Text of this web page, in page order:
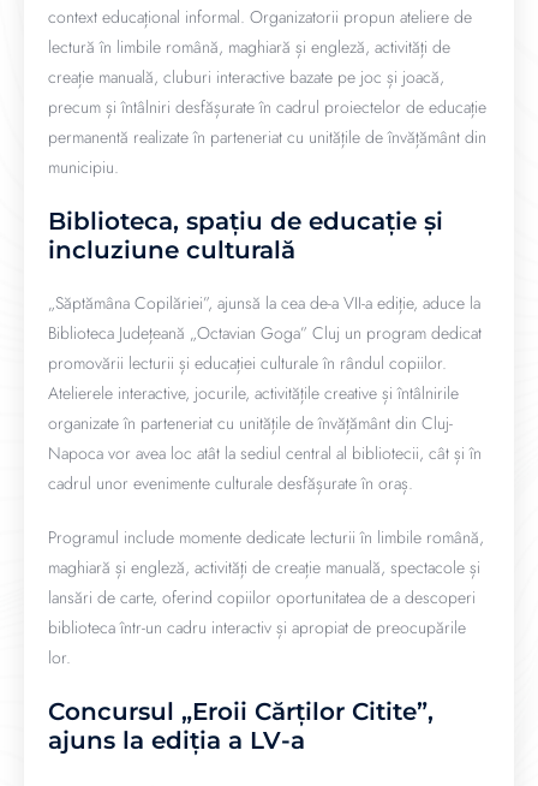
context educațional informal. Organizatorii propun ateliere de
lectură în limbile română, maghiară și engleză, activități de
creație manuală, cluburi interactive bazate pe joc și joacă,
precum și întâlniri desfășurate în cadrul proiectelor de educație
permanentă realizate în parteneriat cu unitățile de învățământ din
municipiu.
Biblioteca, spațiu de educație și
incluziune culturală
„Săptămâna Copilăriei”, ajunsă la cea de-a VII-a ediție, aduce la
Biblioteca Județeană „Octavian Goga” Cluj un program dedicat
promovării lecturii și educației culturale în rândul copiilor.
Atelierele interactive, jocurile, activitățile creative și întâlnirile
organizate în parteneriat cu unitățile de învățământ din Cluj-
Napoca vor avea loc atât la sediul central al bibliotecii, cât și în
cadrul unor evenimente culturale desfășurate în oraș.
Programul include momente dedicate lecturii în limbile română,
maghiară și engleză, activități de creație manuală, spectacole și
lansări de carte, oferind copiilor oportunitatea de a descoperi
biblioteca într-un cadru interactiv și apropiat de preocupările
lor.
Concursul „Eroii Cărților Citite”,
ajuns la ediția a LV-a